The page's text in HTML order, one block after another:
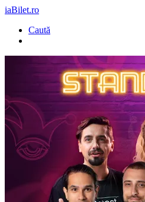
iaBilet.ro
Caută